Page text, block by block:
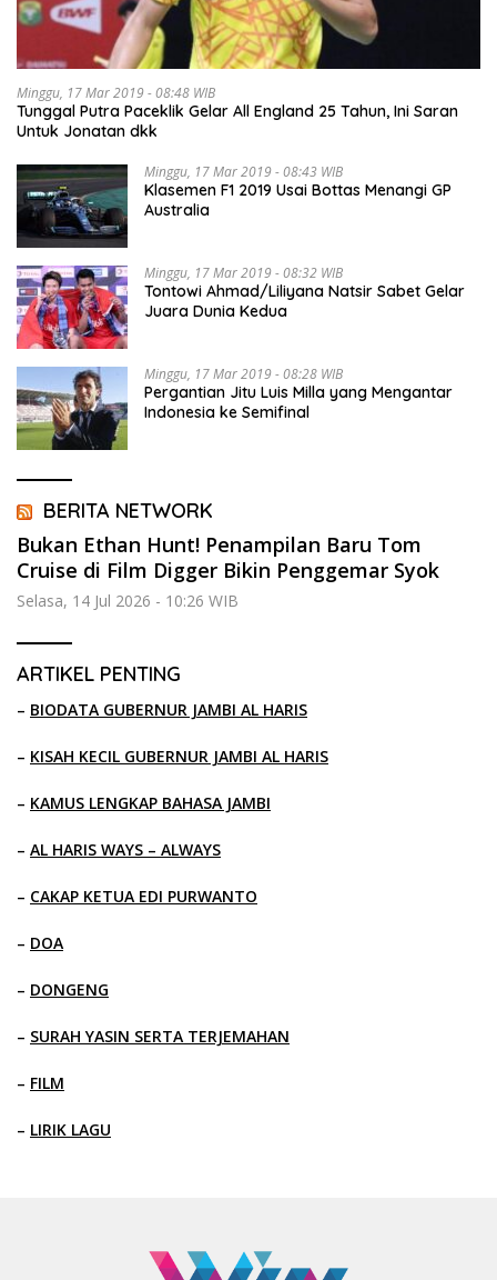
Minggu, 17 Mar 2019 - 08:48 WIB
Tunggal Putra Paceklik Gelar All England 25 Tahun, Ini Saran
Untuk Jonatan dkk
Minggu, 17 Mar 2019 - 08:43 WIB
Klasemen F1 2019 Usai Bottas Menangi GP
Australia
Minggu, 17 Mar 2019 - 08:32 WIB
Tontowi Ahmad/Liliyana Natsir Sabet Gelar
Juara Dunia Kedua
Minggu, 17 Mar 2019 - 08:28 WIB
Pergantian Jitu Luis Milla yang Mengantar
Indonesia ke Semifinal
BERITA NETWORK
Bukan Ethan Hunt! Penampilan Baru Tom
Cruise di Film Digger Bikin Penggemar Syok
Selasa, 14 Jul 2026 - 10:26 WIB
ARTIKEL PENTING
– BIODATA GUBERNUR JAMBI AL HARIS
– KISAH KECIL GUBERNUR JAMBI AL HARIS
– KAMUS LENGKAP BAHASA JAMBI
– AL HARIS WAYS – ALWAYS
– CAKAP KETUA EDI PURWANTO
– DOA
– DONGENG
– SURAH YASIN SERTA TERJEMAHAN
– FILM
– LIRIK LAGU